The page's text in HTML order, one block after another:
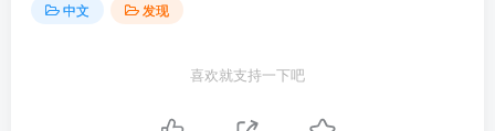
中文 发现
喜欢就支持一下吧